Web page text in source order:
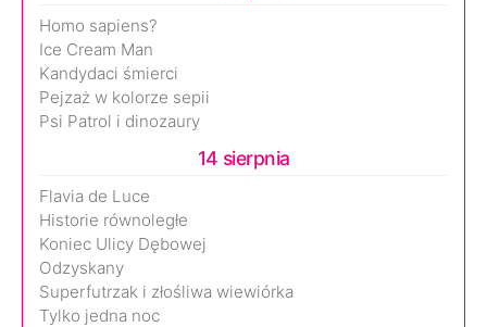
Homo sapiens?
Ice Cream Man
Kandydaci śmierci
Pejzaż w kolorze sepii
Psi Patrol i dinozaury
14 sierpnia
Flavia de Luce
Historie równoległe
Koniec Ulicy Dębowej
Odzyskany
Superfutrzak i złośliwa wiewiórka
Tylko jedna noc